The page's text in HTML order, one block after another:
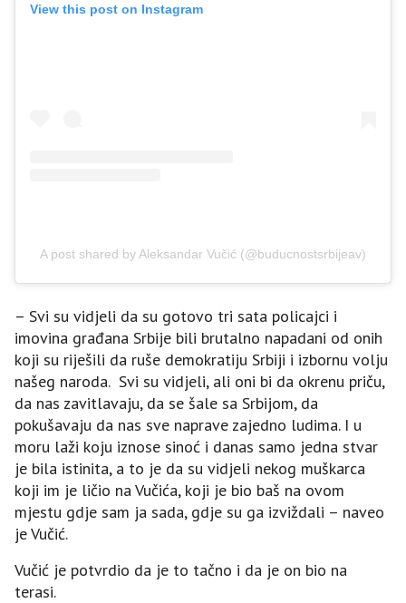
View this post on Instagram
A post shared by Aleksandar Vučić (@buducnostsrbijeav)
– Svi su vidjeli da su gotovo tri sata policajci i
imovina građana Srbije bili brutalno napadani od onih
koji su riješili da ruše demokratiju Srbiji i izbornu volju
našeg naroda. Svi su vidjeli, ali oni bi da okrenu priču,
da nas zavitlavaju, da se šale sa Srbijom, da
pokušavaju da nas sve naprave zajedno ludima. I u
moru laži koju iznose sinoć i danas samo jedna stvar
je bila istinita, a to je da su vidjeli nekog muškarca
koji im je ličio na Vučića, koji je bio baš na ovom
mjestu gdje sam ja sada, gdje su ga izviždali – naveo
je Vučić.
Vučić je potvrdio da je to tačno i da je on bio na
terasi.